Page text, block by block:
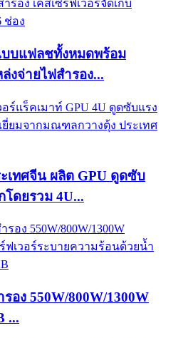
บแฟลชทั้งหมดพร้อม
งจ่ายไฟสำรอง...
เทศจีน ผลิต GPU ดูดซับ
โดยรวม 4U...
อง 550W/800W/1300W
...